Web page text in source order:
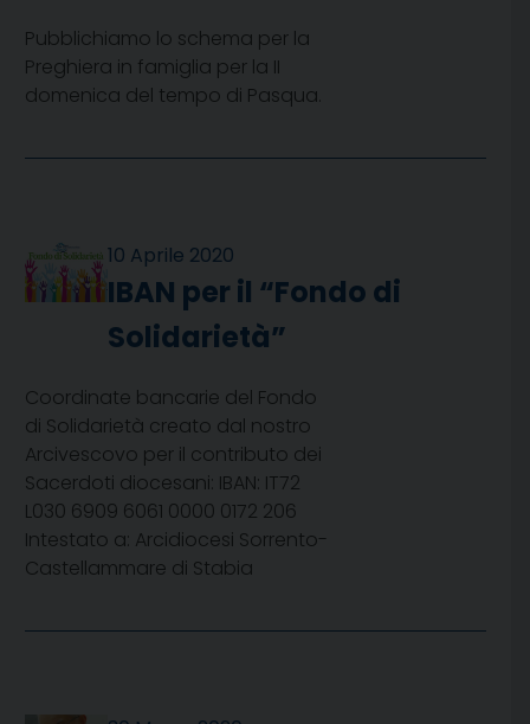
Pubblichiamo lo schema per la
Preghiera in famiglia per la II
domenica del tempo di Pasqua.
10 Aprile 2020
IBAN per il “Fondo di
Solidarietà”
Coordinate bancarie del Fondo
di Solidarietà creato dal nostro
Arcivescovo per il contributo dei
Sacerdoti diocesani: IBAN: IT72
L030 6909 6061 0000 0172 206
Intestato a: Arcidiocesi Sorrento-
Castellammare di Stabia